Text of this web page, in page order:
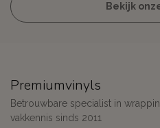
Bekijk
Premiumvinyls
Betrouwbare specialist in
vakkennis sinds 2011